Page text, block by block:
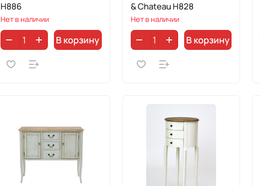
H886
Нет в наличии
В корзину
& Chateau H828
Нет в наличии
В корзину